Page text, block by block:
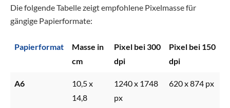
Die folgende Tabelle zeigt empfohlene Pixelmasse für
gängige Papierformate:
Papierformat
Masse in
cm
Pixel bei 300
dpi
Pixel bei 150
dpi
A6
10,5 x
14,8
1240 x 1748
px
620 x 874 px